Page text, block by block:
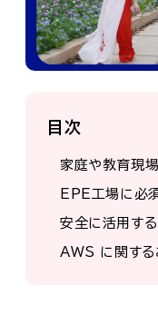
目次
家庭や教育現
EPE工場に必
安全に活用す
AWS に関する